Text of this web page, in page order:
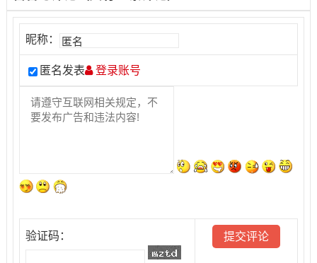
昵称：
匿名发表 登录账号
验证码：